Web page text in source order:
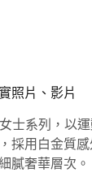
照片、影片
士系列，以
採用白金質
膩奢華層次。